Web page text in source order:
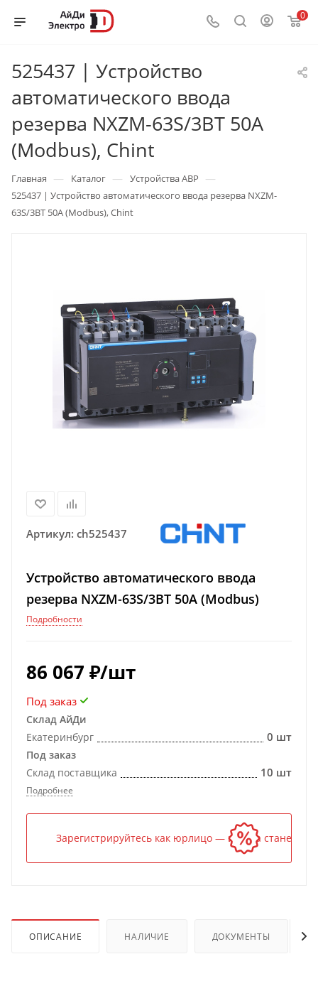
0
525437 | Устройство
автоматического ввода
резерва NXZM-63S/3BT 50А
(Modbus), Chint
Главная — Каталог — Устройства АВР —
525437 | Устройство автоматического ввода резерва NXZM-
63S/3BT 50А (Modbus), Chint
Артикул: ch525437
Устройство автоматического ввода
резерва NXZM-63S/3BT 50А (Modbus)
Подробности
86 067 ₽/шт
Под заказ
Склад АйДи
Екатеринбург
0 шт
Под заказ
Склад поставщика
10 шт
Подробнее
Зарегистрируйтесь как юрлицо — и цена станет
ОПИСАНИЕ НАЛИЧИЕ ДОКУМЕНТЫ